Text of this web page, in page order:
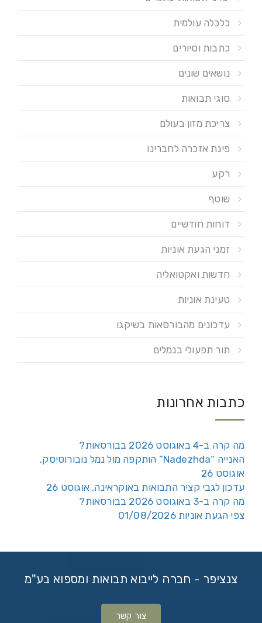
כלכלה עולמית
כתבות וסיורים
נושאים שונים
סוגי תבואות
צריכת מזון בעולם
פינת אזכרה לחברינו
רקע
שוטף
דוחות חודשיים
זמני הגעת אוניות
חדשות ואקטואליה
טעינת אוניות
עדכונים מהבורסאות בשיקגו
תור תפעולי בנמלים
כתבות אחרונות
מה קרה ב-4 באוגוסט 2026 בבורסאות?
האנייה “Nadezhda” הותקפה מול נמל נובורוסיסק,
אוגוסט 26
עדכון לגבי קציר התבואות באוקראינה, אוגוסט 26
מה קרה ב-3 באוגוסט 2026 בבורסאות?
צפי הגעת אוניות 01/08/2026
צנציפר - חברה לייבוא תבואות ומספוא בע"מ
צור קשר